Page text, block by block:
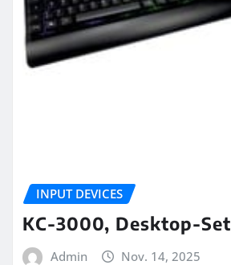
INPUT DEVICES
KC-3000, Desktop-Set
Admin Nov. 14, 2025